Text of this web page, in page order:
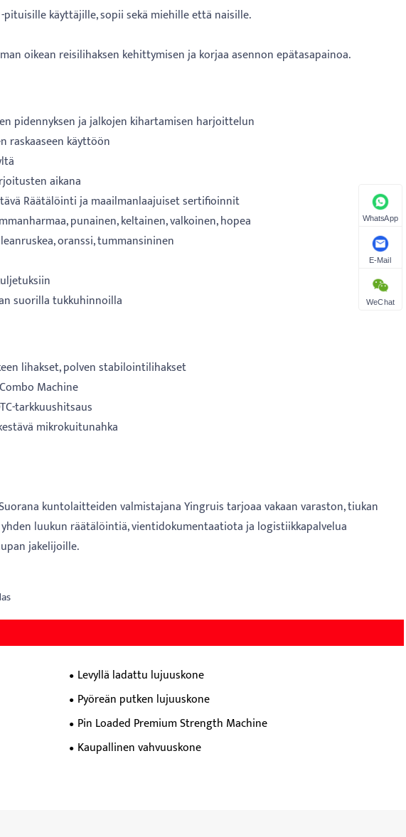
käyttäjille, sopii sekä miehille että naisille.
oikean reisilihaksen kehittymisen ja korjaa asennon epätasapainoa.
pidennyksen ja jalkojen kihartamisen harjoittelun
raskaaseen käyttöön
aikana
Räätälöinti ja maailmanlaajuiset sertifioinnit
punainen, keltainen, valkoinen, hopea
oranssi, tummansininen
suorilla tukkuhinnoilla
lihakset, polven stabilointilihakset
Machine
tarkkuushitsaus
mikrokuitunahka
kuntolaitteiden valmistajana Yingruis tarjoaa vakaan varaston, tiukan
luukun räätälöintiä, vientidokumentaatiota ja logistiikkapalvelua
jakelijoille.
Levyllä ladattu lujuuskone
Pyöreän putken lujuuskone
Pin Loaded Premium Strength Machine
Kaupallinen vahvuuskone
WhatsApp
E-Mail
WeChat